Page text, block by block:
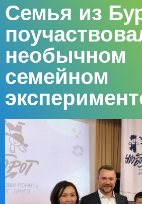
Семья из
необычном
семейном